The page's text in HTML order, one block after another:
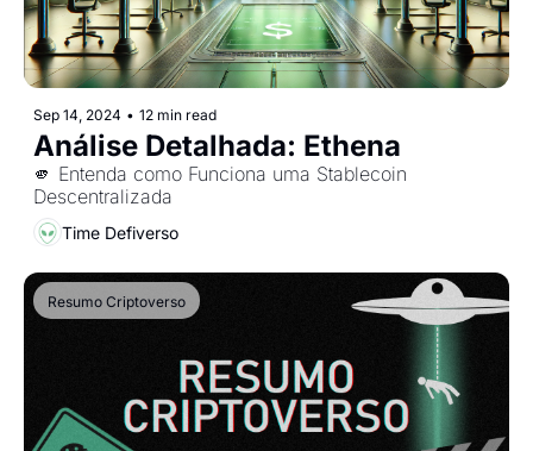
Sep 14, 2024 • 12 min read
Análise Detalhada: Ethena
🫵 Entenda como Funciona uma Stablecoin
Descentralizada
Time Defiverso
Resumo Criptoverso